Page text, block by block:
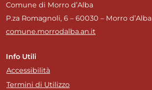
Comune di Morro d’Alba
P.za Romagnoli, 6 – 60030 – Morro d’Alba
comune.morrodalba.an.it
Info Utili
Accessibilità
Termini di Utilizzo